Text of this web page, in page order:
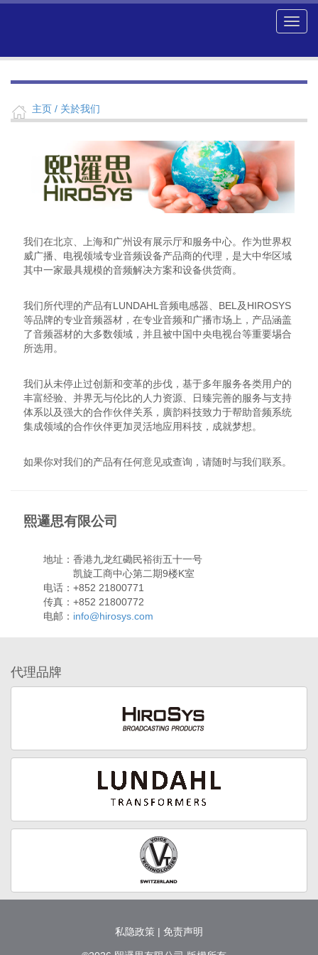
主页 / 关於我们
我们在北京、上海和广州设有展示厅和服务中心。作为世界权
威广播、电视领域专业音频设备产品商的代理，是大中华区域
其中一家最具规模的音频解决方案和设备供货商。
我们所代理的产品有LUNDAHL音频电感器、BEL及HIROSYS
等品牌的专业音频器材，在专业音频和广播市场上，产品涵盖
了音频器材的大多数领域，并且被中国中央电视台等重要埸合
所选用。
我们从未停止过创新和变革的步伐，基于多年服务各类用户的
丰富经验、并界无与伦比的人力资源、日臻完善的服务与支持
体系以及强大的合作伙伴关系，廣韵科技致力于帮助音频系统
集成领域的合作伙伴更加灵活地应用科技，成就梦想。
如果你对我们的产品有任何意见或查询，请随时与我们联系。
熙邏思有限公司
地址：香港九龙红磡民裕街五十一号
凯旋工商中心第二期9楼K室
电话：+852 21800771
传真：+852 21800772
电邮： info@hirosys.com
代理品牌
私隐政策 | 免责声明